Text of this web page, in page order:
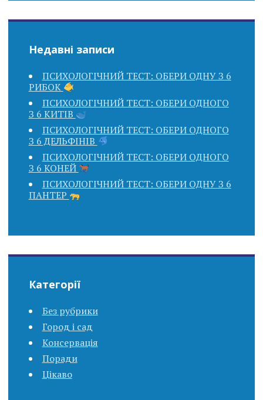
Недавні записи
ПСИХОЛОГІЧНИЙ ТЕСТ: ОБЕРИ ОДНУ З 6
РИБОК
ПСИХОЛОГІЧНИЙ ТЕСТ: ОБЕРИ ОДНОГО
З 6 КИТІВ
ПСИХОЛОГІЧНИЙ ТЕСТ: ОБЕРИ ОДНОГО
З 6 ДЕЛЬФІНІВ
ПСИХОЛОГІЧНИЙ ТЕСТ: ОБЕРИ ОДНОГО
З 6 КОНЕЙ
ПСИХОЛОГІЧНИЙ ТЕСТ: ОБЕРИ ОДНУ З 6
ПАНТЕР
Категорії
Без рубрики
Город і сад
Консервація
Поради
Цікаво